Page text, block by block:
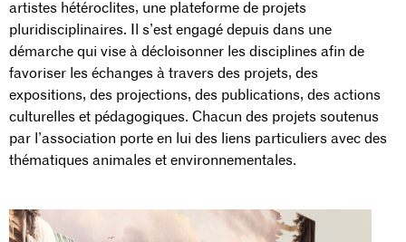
artistes hétéroclites, une plateforme de projets
pluridisciplinaires. Il s’est engagé depuis dans une
démarche qui vise à décloisonner les disciplines afin de
favoriser les échanges à travers des projets, des
expositions, des projections, des publications, des actions
culturelles et pédagogiques. Chacun des projets soutenus
par l’association porte en lui des liens particuliers avec des
thématiques animales et environnementales.